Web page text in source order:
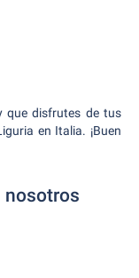
que disfrutes de tus
en Italia. ¡Buen
nosotros